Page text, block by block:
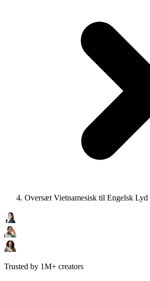
Oversæt Vietnamesisk til Engelsk Lyd
Trusted by 1M+ creators